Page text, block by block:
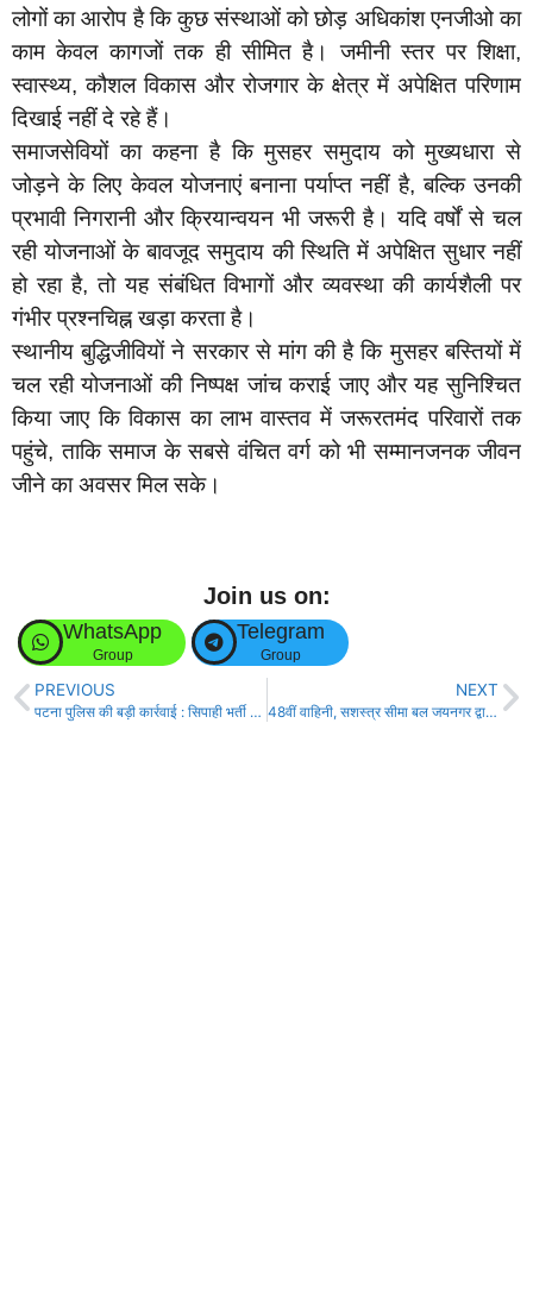
लोगों का आरोप है कि कुछ संस्थाओं को छोड़ अधिकांश एनजीओ का
काम केवल कागजों तक ही सीमित है। जमीनी स्तर पर शिक्षा,
स्वास्थ्य, कौशल विकास और रोजगार के क्षेत्र में अपेक्षित परिणाम
दिखाई नहीं दे रहे हैं।
समाजसेवियों का कहना है कि मुसहर समुदाय को मुख्यधारा से
जोड़ने के लिए केवल योजनाएं बनाना पर्याप्त नहीं है, बल्कि उनकी
प्रभावी निगरानी और क्रियान्वयन भी जरूरी है। यदि वर्षों से चल
रही योजनाओं के बावजूद समुदाय की स्थिति में अपेक्षित सुधार नहीं
हो रहा है, तो यह संबंधित विभागों और व्यवस्था की कार्यशैली पर
गंभीर प्रश्नचिह्न खड़ा करता है।
स्थानीय बुद्धिजीवियों ने सरकार से मांग की है कि मुसहर बस्तियों में
चल रही योजनाओं की निष्पक्ष जांच कराई जाए और यह सुनिश्चित
किया जाए कि विकास का लाभ वास्तव में जरूरतमंद परिवारों तक
पहुंचे, ताकि समाज के सबसे वंचित वर्ग को भी सम्मानजनक जीवन
जीने का अवसर मिल सके।
Join us on:
WhatsApp
Group
Telegram
Group
PREVIOUS
पटना पुलिस की बड़ी कार्रवाई : सिपाही भर्ती परीक्षा में फर्जीवाड़ा करने वाले अभियुक्त गिरफ्तार!
NEXT
48वीं वाहिनी, सशस्त्र सीमा बल जयनगर द्वारा नेपाल से लाइ जा रही शराब सहित बाइक किया जब्त!